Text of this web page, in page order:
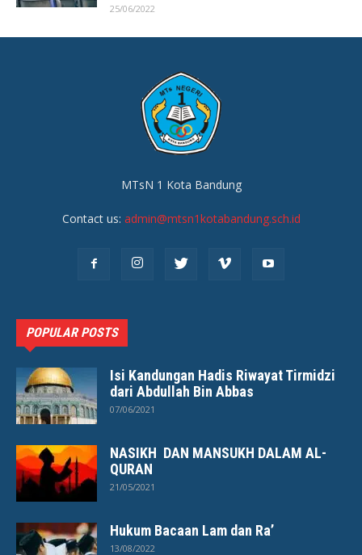
25/06/2022
MTsN 1 Kota Bandung
Contact us: admin@mtsn1kotabandung.sch.id
POPULAR POSTS
Isi Kandungan Hadis Riwayat Tirmidzi
dari Abdullah Bin Abbas
07/06/2021
NASIKH DAN MANSUKH DALAM AL-
QURAN
21/05/2021
Hukum Bacaan Lam dan Ra’
13/08/2022